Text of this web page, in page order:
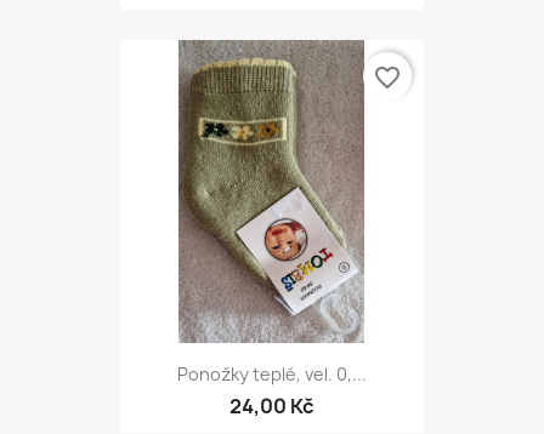
Ponožky teplé, vel. 0,...
24,00 Kč
favorite_border